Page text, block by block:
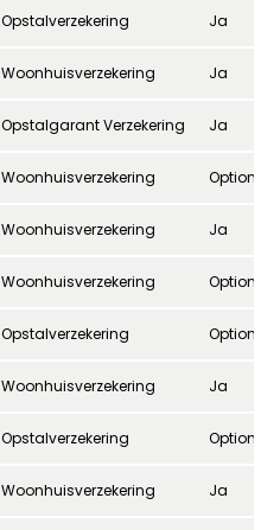
Opstalverzekering Ja
Woonhuisverzekering Ja
Opstalgarant Verzekering Ja
Woonhuisverzekering Optioneel
Woonhuisverzekering Ja
Woonhuisverzekering Optioneel
Opstalverzekering Optioneel
Woonhuisverzekering Ja
Opstalverzekering Optioneel
Woonhuisverzekering Ja